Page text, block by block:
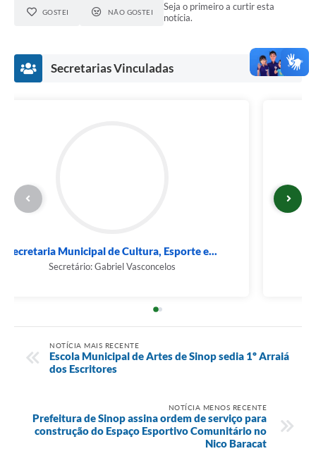
GOSTEI NÃO GOSTEI
Seja o primeiro a curtir esta
notícia.
Secretarias Vinculadas
Secretaria Municipal de Cultura, Esporte e...
Secretário: Gabriel Vasconcelos
NOTÍCIA MAIS RECENTE
Escola Municipal de Artes de Sinop sedia 1º Arraiá
dos Escritores
NOTÍCIA MENOS RECENTE
Prefeitura de Sinop assina ordem de serviço para
construção do Espaço Esportivo Comunitário no
Nico Baracat